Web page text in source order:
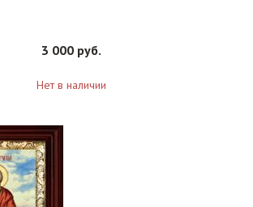
3 000 руб.
Нет в наличии